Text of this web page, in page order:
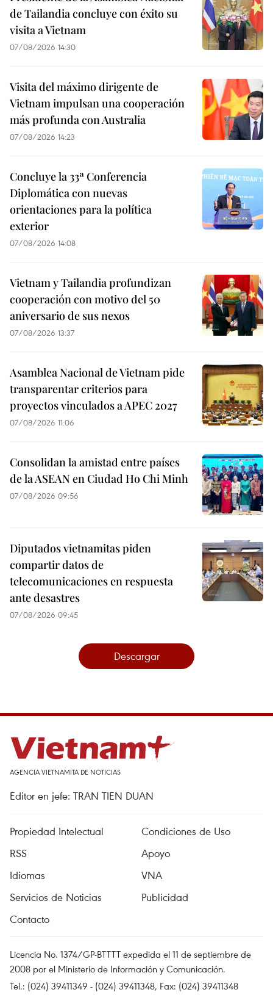
de Tailandia concluye con éxito su
visita a Vietnam
07/08/2026 14:30
Visita del máximo dirigente de
Vietnam impulsan una cooperación
más profunda con Australia
07/08/2026 14:23
Concluye la 33ª Conferencia
Diplomática con nuevas
orientaciones para la política
exterior
07/08/2026 14:08
Vietnam y Tailandia profundizan
cooperación con motivo del 50
aniversario de sus nexos
07/08/2026 13:37
Asamblea Nacional de Vietnam pide
transparentar criterios para
proyectos vinculados a APEC 2027
07/08/2026 11:06
Consolidan la amistad entre países
de la ASEAN en Ciudad Ho Chi Minh
07/08/2026 09:56
Diputados vietnamitas piden
compartir datos de
telecomunicaciones en respuesta
ante desastres
07/08/2026 09:45
Descargar
AGENCIA VIETNAMITA DE NOTICIAS
Editor en jefe: TRAN TIEN DUAN
Propiedad Intelectual
Condiciones de Uso
RSS
Apoyo
Idiomas
VNA
Servicios de Noticias
Publicidad
Contacto
Licencia No. 1374/GP-BTTTT expedida el 11 de septiembre de
2008 por el Ministerio de Información y Comunicación.
Tel.: (024) 39411349 - (024) 39411348, Fax: (024) 39411348